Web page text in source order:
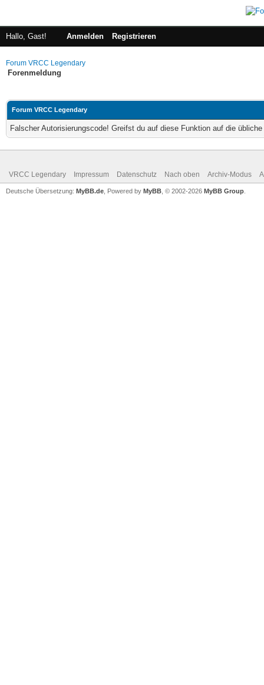
Hallo, Gast! Anmelden Registrieren
Forum VRCC Legendary
Forenmeldung
Forum VRCC Legendary
Falscher Autorisierungscode! Greifst du auf diese Funktion auf die
VRCC Legendary Impressum Datenschutz Nach oben Archiv-Modus
Deutsche Übersetzung: MyBB.de , Powered by MyBB , © 2002-2026 MyBB Group